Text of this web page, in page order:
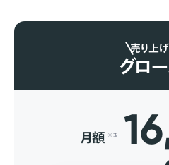
売り上
グロ
月額 ※3